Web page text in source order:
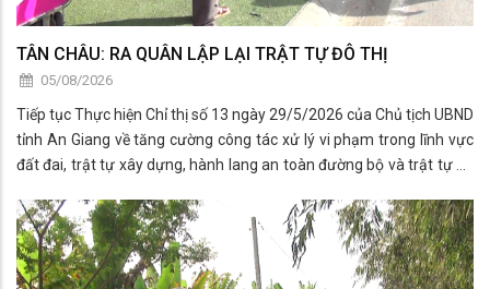
TÂN CHÂU: RA QUÂN LẬP LẠI TRẬT TỰ ĐÔ THỊ
05/08/2026
Tiếp tục Thực hiện Chỉ thị số 13 ngày 29/5/2026 của Chủ tịch UBND
tỉnh An Giang về tăng cường công tác xử lý vi phạm trong lĩnh vực
đất đai, trật tự xây dựng, hành lang an toàn đường bộ và trật tự đô